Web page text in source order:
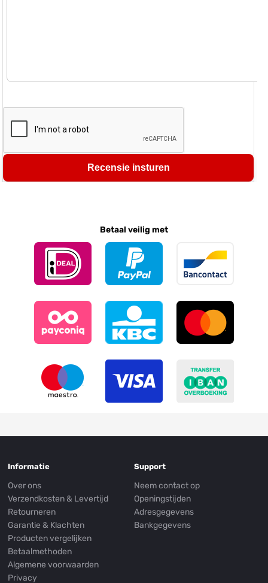
Recensie insturen
Betaal veilig met
Informatie
Over ons
Verzendkosten & Levertijd
Retourneren
Garantie & Klachten
Producten vergelijken
Betaalmethoden
Algemene voorwaarden
Privacy
Support
Neem contact op
Openingstijden
Adresgegevens
Bankgegevens